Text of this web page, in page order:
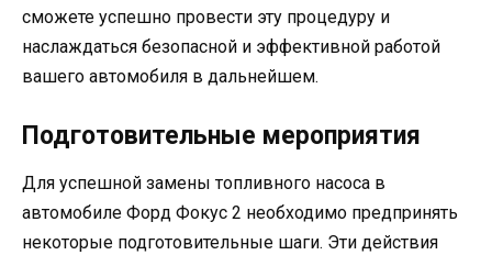
сможете успешно провести эту процедуру и
наслаждаться безопасной и эффективной работой
вашего автомобиля в дальнейшем.
Подготовительные мероприятия
Для успешной замены топливного насоса в
автомобиле Форд Фокус 2 необходимо предпринять
некоторые подготовительные шаги. Эти действия